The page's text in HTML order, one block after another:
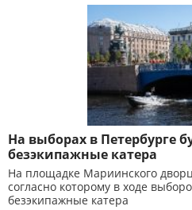
На выборах в Петербурге
безэкипажные катера
На площадке Мариинского
согласно которому в ходе
безэкипажные катера